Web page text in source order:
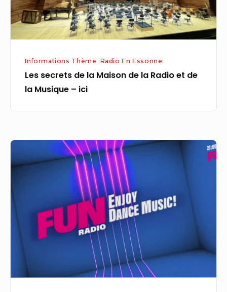
Radio
et
Musique
Informations Thème :Radio En Essonne:
Les secrets de la Maison de la Radio et de
la Musique – ici
«
Montrer
que
cette